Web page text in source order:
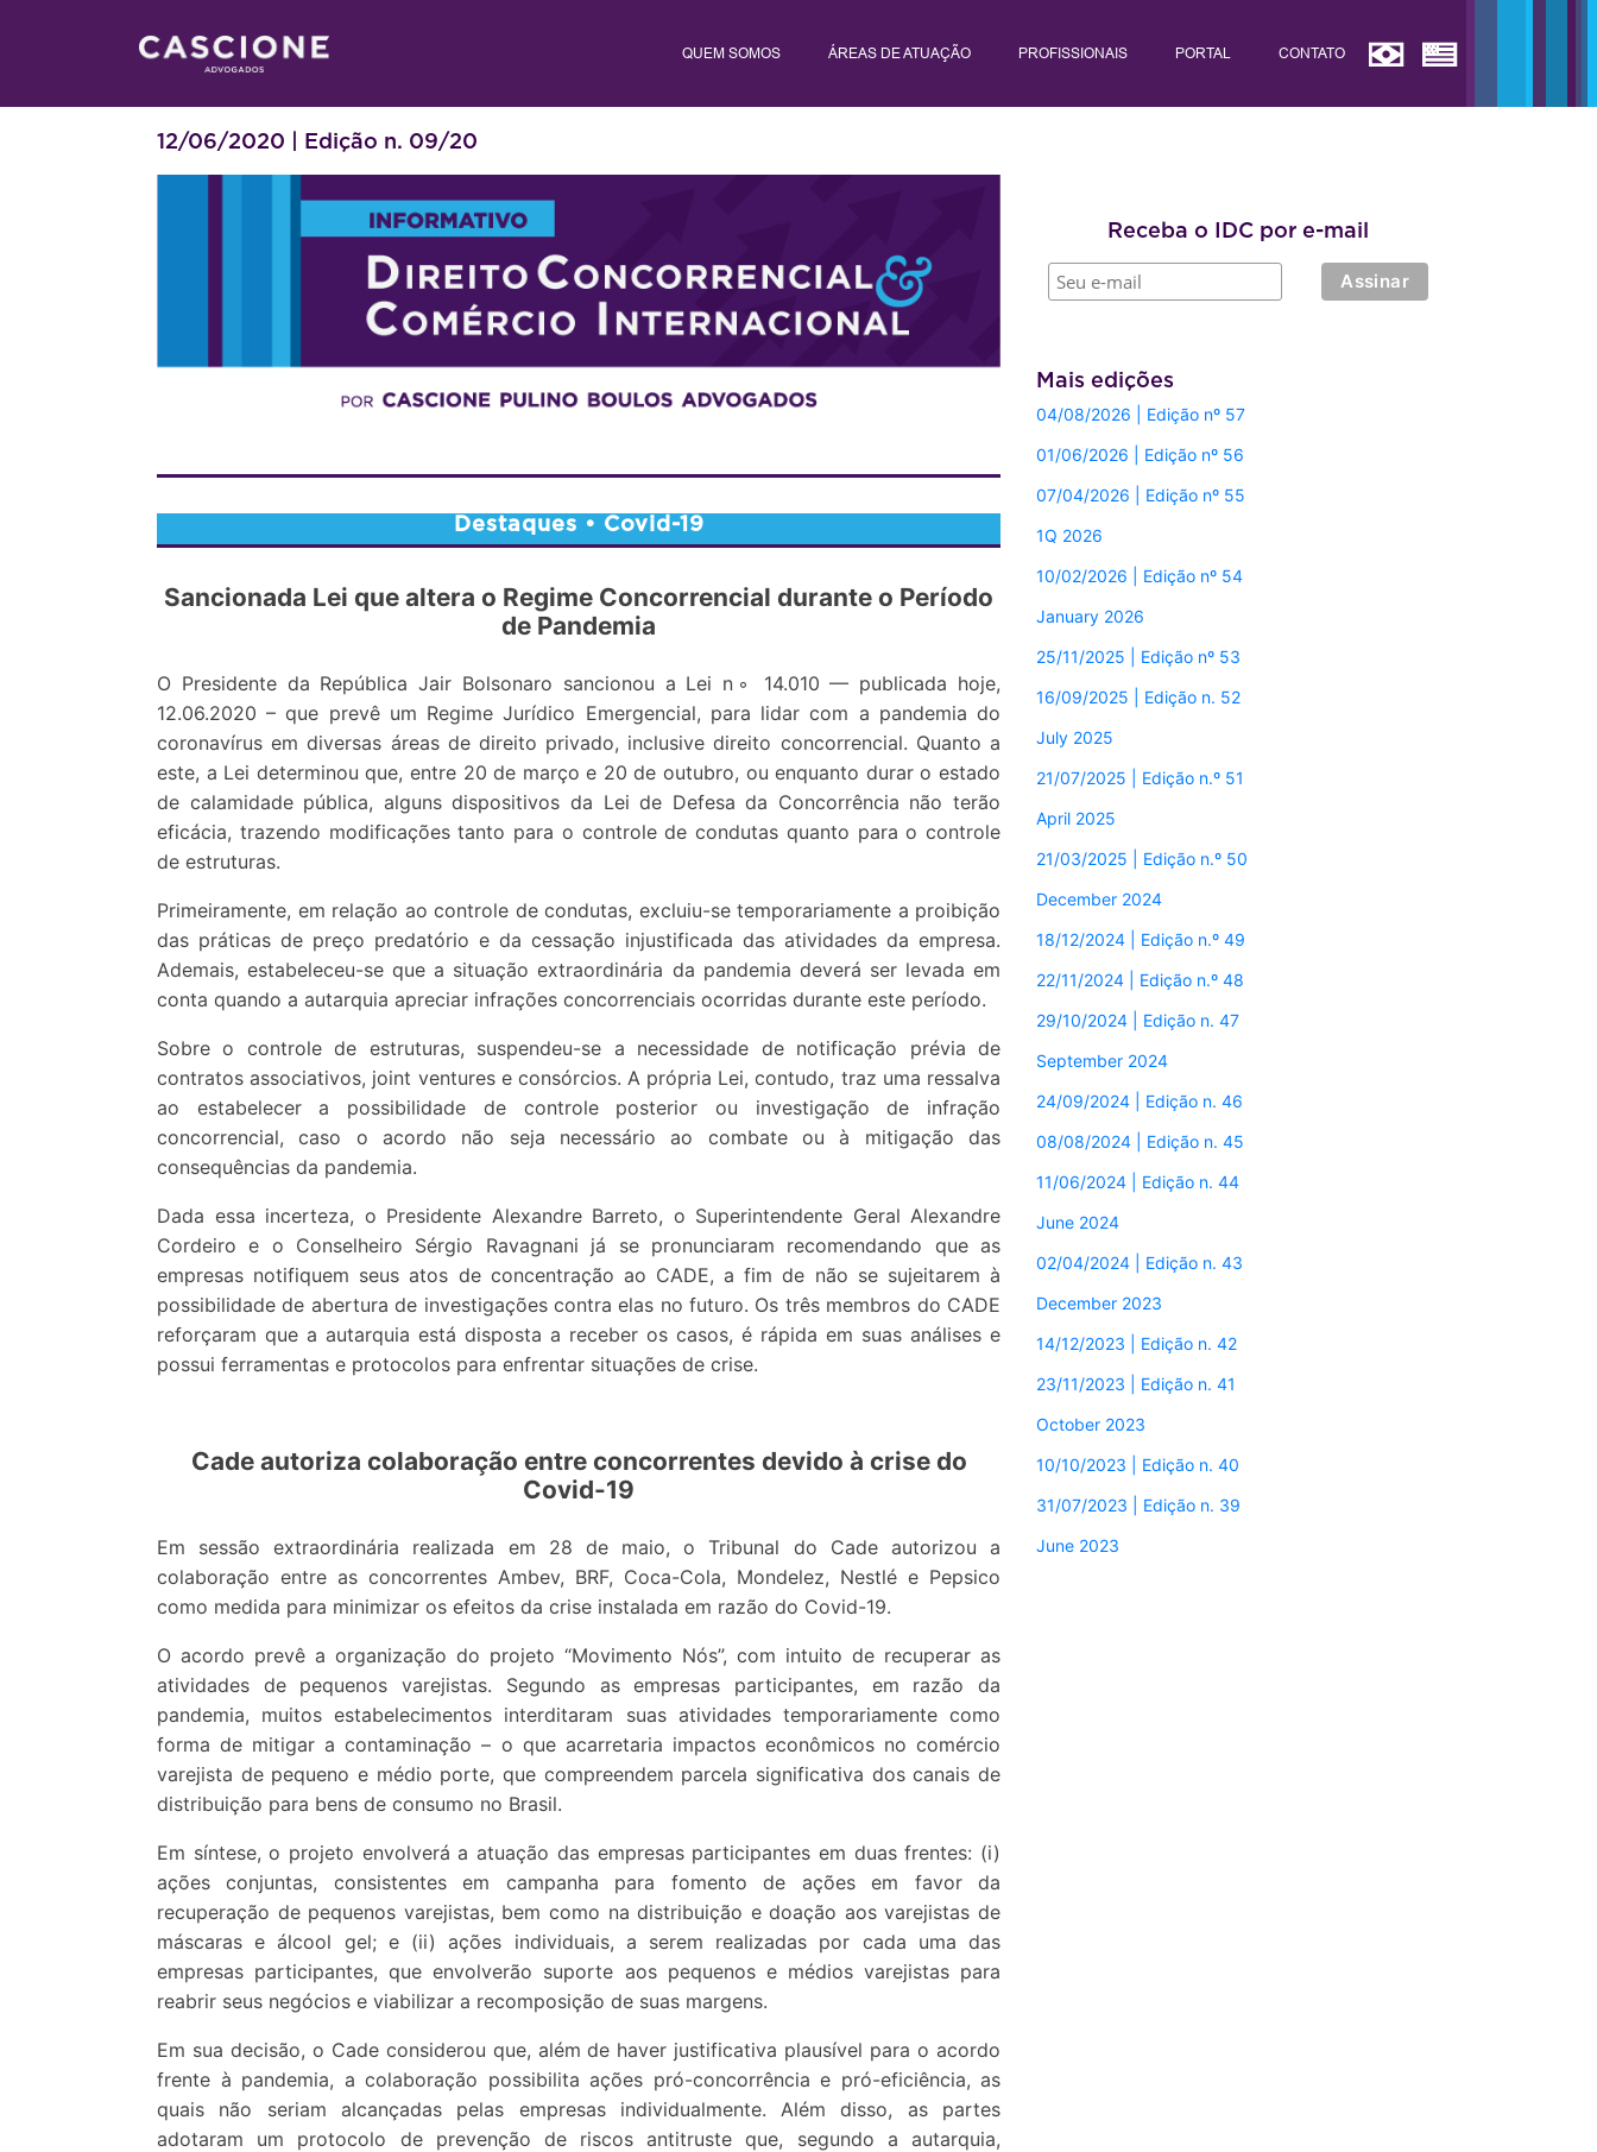
QUEM SOMOS ÁREAS DE ATUAÇÃO PROFISSIONAIS PORTAL CONTATO
12/06/2020 | Edição n. 09/20
Destaques • Covid-19
Sancionada Lei que altera o Regime Concorrencial durante o Período
de Pandemia
O Presidente da República Jair Bolsonaro sancionou a Lei n◦ 14.010 — publicada hoje,
12.06.2020 – que prevê um Regime Jurídico Emergencial, para lidar com a pandemia do
coronavírus em diversas áreas de direito privado, inclusive direito concorrencial. Quanto a
este, a Lei determinou que, entre 20 de março e 20 de outubro, ou enquanto durar o estado
de calamidade pública, alguns dispositivos da Lei de Defesa da Concorrência não terão
eficácia, trazendo modificações tanto para o controle de condutas quanto para o controle
de estruturas.
Primeiramente, em relação ao controle de condutas, excluiu-se temporariamente a proibição
das práticas de preço predatório e da cessação injustificada das atividades da empresa.
Ademais, estabeleceu-se que a situação extraordinária da pandemia deverá ser levada em
conta quando a autarquia apreciar infrações concorrenciais ocorridas durante este período.
Sobre o controle de estruturas, suspendeu-se a necessidade de notificação prévia de
contratos associativos, joint ventures e consórcios. A própria Lei, contudo, traz uma ressalva
ao estabelecer a possibilidade de controle posterior ou investigação de infração
concorrencial, caso o acordo não seja necessário ao combate ou à mitigação das
consequências da pandemia.
Dada essa incerteza, o Presidente Alexandre Barreto, o Superintendente Geral Alexandre
Cordeiro e o Conselheiro Sérgio Ravagnani já se pronunciaram recomendando que as
empresas notifiquem seus atos de concentração ao CADE, a fim de não se sujeitarem à
possibilidade de abertura de investigações contra elas no futuro. Os três membros do CADE
reforçaram que a autarquia está disposta a receber os casos, é rápida em suas análises e
possui ferramentas e protocolos para enfrentar situações de crise.
Cade autoriza colaboração entre concorrentes devido à crise do
Covid-19
Em sessão extraordinária realizada em 28 de maio, o Tribunal do Cade autorizou a
colaboração entre as concorrentes Ambev, BRF, Coca-Cola, Mondelez, Nestlé e Pepsico
como medida para minimizar os efeitos da crise instalada em razão do Covid-19.
O acordo prevê a organização do projeto “Movimento Nós”, com intuito de recuperar as
atividades de pequenos varejistas. Segundo as empresas participantes, em razão da
pandemia, muitos estabelecimentos interditaram suas atividades temporariamente como
forma de mitigar a contaminação – o que acarretaria impactos econômicos no comércio
varejista de pequeno e médio porte, que compreendem parcela significativa dos canais de
distribuição para bens de consumo no Brasil.
Em síntese, o projeto envolverá a atuação das empresas participantes em duas frentes: (i)
ações conjuntas, consistentes em campanha para fomento de ações em favor da
recuperação de pequenos varejistas, bem como na distribuição e doação aos varejistas de
máscaras e álcool gel; e (ii) ações individuais, a serem realizadas por cada uma das
empresas participantes, que envolverão suporte aos pequenos e médios varejistas para
reabrir seus negócios e viabilizar a recomposição de suas margens.
Em sua decisão, o Cade considerou que, além de haver justificativa plausível para o acordo
frente à pandemia, a colaboração possibilita ações pró-concorrência e pró-eficiência, as
quais não seriam alcançadas pelas empresas individualmente. Além disso, as partes
adotaram um protocolo de prevenção de riscos antitruste que, segundo a autarquia,
Receba o IDC por e-mail
Mais edições
04/08/2026 | Edição nº 57
01/06/2026 | Edição nº 56
07/04/2026 | Edição nº 55
1Q 2026
10/02/2026 | Edição nº 54
January 2026
25/11/2025 | Edição nº 53
16/09/2025 | Edição n. 52
July 2025
21/07/2025 | Edição n.º 51
April 2025
21/03/2025 | Edição n.º 50
December 2024
18/12/2024 | Edição n.º 49
22/11/2024 | Edição n.º 48
29/10/2024 | Edição n. 47
September 2024
24/09/2024 | Edição n. 46
08/08/2024 | Edição n. 45
11/06/2024 | Edição n. 44
June 2024
02/04/2024 | Edição n. 43
December 2023
14/12/2023 | Edição n. 42
23/11/2023 | Edição n. 41
October 2023
10/10/2023 | Edição n. 40
31/07/2023 | Edição n. 39
June 2023